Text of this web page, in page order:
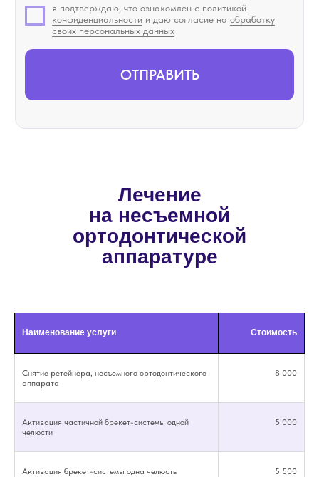
Лечение
на несъемной
ортодонтической
аппаратуре
Наименование услуги Стоимость
Снятие ретейнера, несъемного ортодонтического
аппарата
8 000
Активация частичной брекет-системы одной
челюсти
5 000
Активация брекет-системы одна челюсть 5 500